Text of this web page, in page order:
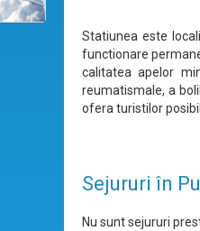
Statiunea este
functionare
calitatea apelor
reumatismale, a
ofera turistilor
Sejururi în
Nu sunt sejururi